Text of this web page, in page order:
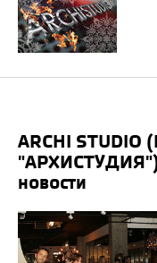
ARCHI STUDIO (Представительство
новости